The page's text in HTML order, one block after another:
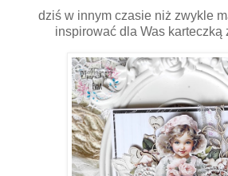
dziś w innym czasie niż zwykle
inspirować dla Was karteczką